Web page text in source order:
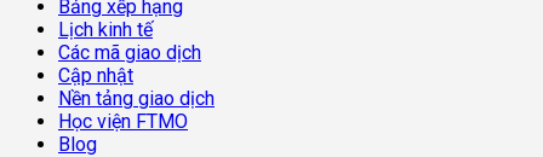
Bảng xếp hạng
Lịch kinh tế
Các mã giao dịch
Cập nhật
Nền tảng giao dịch
Học viện FTMO
Blog